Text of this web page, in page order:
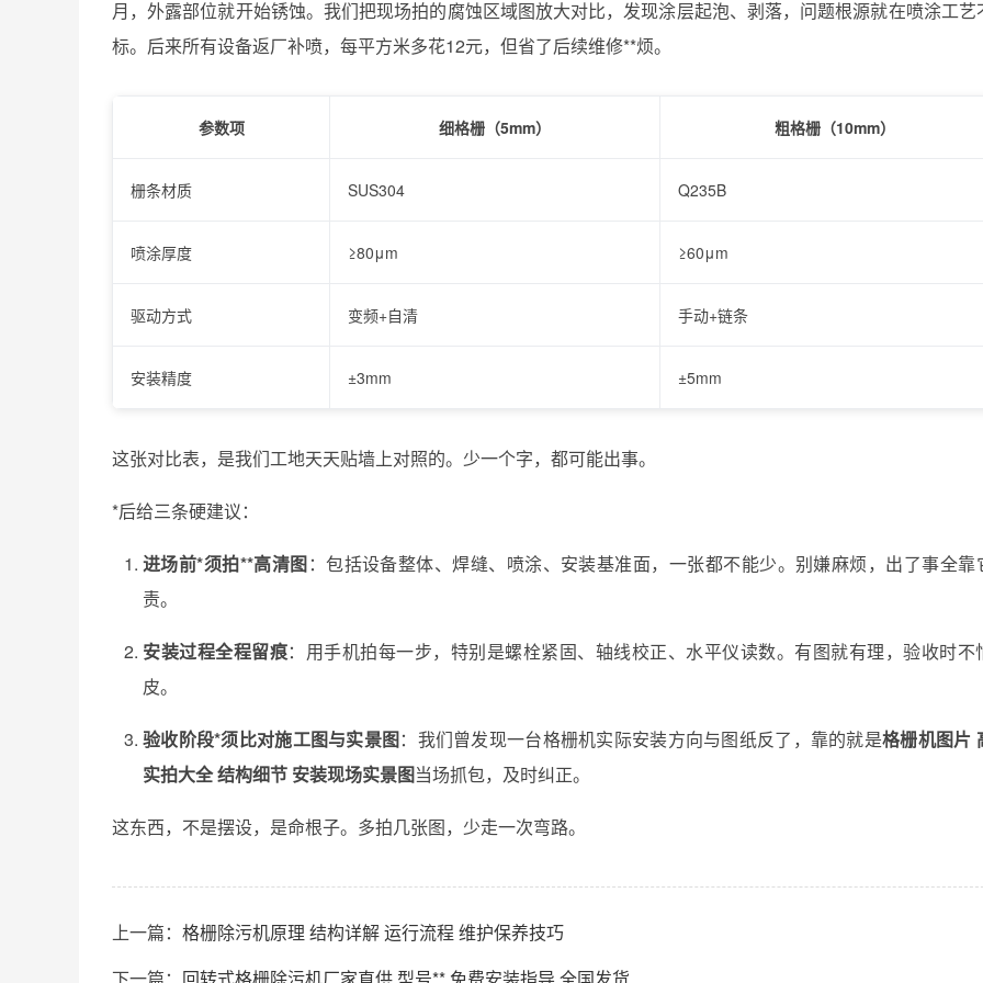
月，外露部位就开始锈蚀。我们把现场拍的腐蚀区域图放大对比，发现涂层起泡、剥落，问题根源就在喷涂工艺
标。后来所有设备返厂补喷，每平方米多花12元，但省了后续维修**烦。
参数项 细格栅（5mm） 粗格栅（10mm）
栅条材质 SUS304 Q235B
喷涂厚度 ≥80μm ≥60μm
驱动方式 变频+自清 手动+链条
安装精度 ±3mm ±5mm
这张对比表，是我们工地天天贴墙上对照的。少一个字，都可能出事。
*后给三条硬建议：
进场前*须拍**高清图：包括设备整体、焊缝、喷涂、安装基准面，一张都不能少。别嫌麻烦，出了事全靠
责。
安装过程全程留痕：用手机拍每一步，特别是螺栓紧固、轴线校正、水平仪读数。有图就有理，验收时不
皮。
验收阶段*须比对施工图与实景图：我们曾发现一台格栅机实际安装方向与图纸反了，靠的就是格栅机图片
实拍大全 结构细节 安装现场实景图当场抓包，及时纠正。
这东西，不是摆设，是命根子。多拍几张图，少走一次弯路。
上一篇： 格栅除污机原理 结构详解 运行流程 维护保养技巧